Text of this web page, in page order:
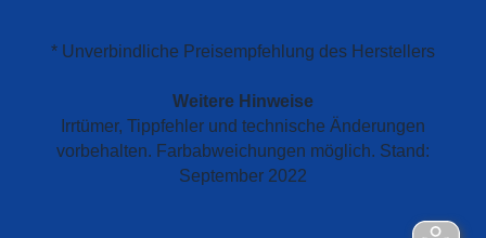
* Unverbindliche Preisempfehlung des Herstellers
Weitere Hinweise
Irrtümer, Tippfehler und technische Änderungen
vorbehalten. Farbabweichungen möglich. Stand:
September 2022